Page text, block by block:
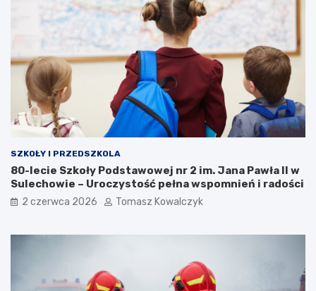
SZKOŁY I PRZEDSZKOLA
80-lecie Szkoły Podstawowej nr 2 im. Jana Pawła II w
Sulechowie – Uroczystość pełna wspomnień i radości
2 czerwca 2026 Tomasz Kowalczyk